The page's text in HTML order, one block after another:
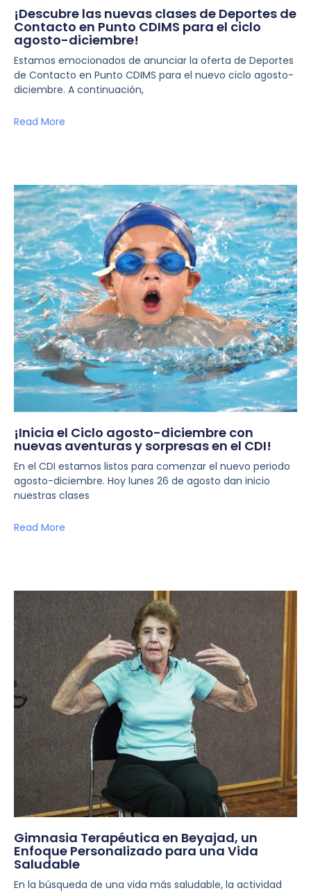
¡Descubre las nuevas clases de Deportes de
Contacto en Punto CDIMS para el ciclo
agosto-diciembre!
Estamos emocionados de anunciar la oferta de Deportes
de Contacto en Punto CDIMS para el nuevo ciclo agosto-
diciembre. A continuación,
Read More
¡Inicia el Ciclo agosto-diciembre con
nuevas aventuras y sorpresas en el CDI!
En el CDI estamos listos para comenzar el nuevo periodo
agosto-diciembre. Hoy lunes 26 de agosto dan inicio
nuestras clases
Read More
Gimnasia Terapéutica en Beyajad, un
Enfoque Personalizado para una Vida
Saludable
En la búsqueda de una vida más saludable, la actividad